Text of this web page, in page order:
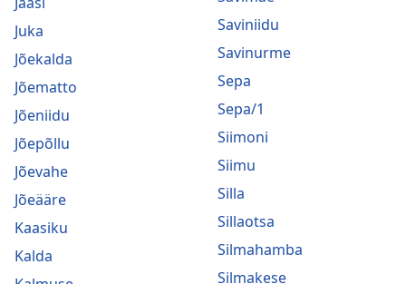
Juka
Jõekalda
Jõematto
Jõeniidu
Jõepõllu
Jõevahe
Jõeääre
Kaasiku
Kalda
Saviniidu
Savinurme
Sepa
Sepa/1
Siimoni
Siimu
Silla
Sillaotsa
Silmahamba
Silmakese